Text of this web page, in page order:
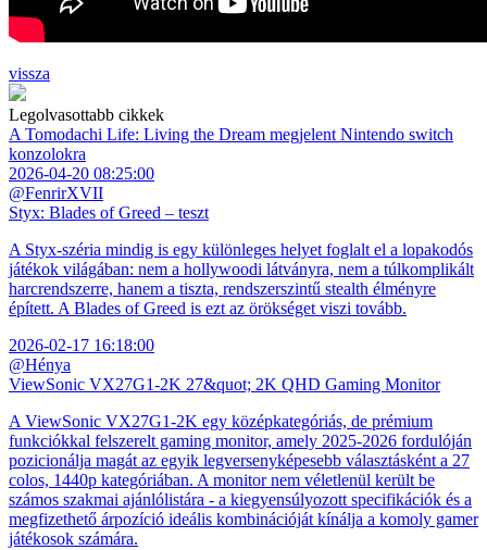
vissza
Legolvasottabb cikkek
A Tomodachi Life: Living the Dream megjelent Nintendo switch
konzolokra
2026-04-20 08:25:00
@FenrirXVII
Styx: Blades of Greed – teszt
A Styx-széria mindig is egy különleges helyet foglalt el a lopakodós
játékok világában: nem a hollywoodi látványra, nem a túlkomplikált
harcrendszerre, hanem a tiszta, rendszerszintű stealth élményre
épített. A Blades of Greed is ezt az örökséget viszi tovább.
2026-02-17 16:18:00
@Hénya
ViewSonic VX27G1-2K 27&quot; 2K QHD Gaming Monitor
A ViewSonic VX27G1-2K egy középkategóriás, de prémium
funkciókkal felszerelt gaming monitor, amely 2025-2026 fordulóján
pozicionálja magát az egyik legversenyképesebb választásként a 27
colos, 1440p kategóriában. A monitor nem véletlenül került be
számos szakmai ajánlólistára - a kiegyensúlyozott specifikációk és a
megfizethető árpozíció ideális kombinációját kínálja a komoly gamer
játékosok számára.